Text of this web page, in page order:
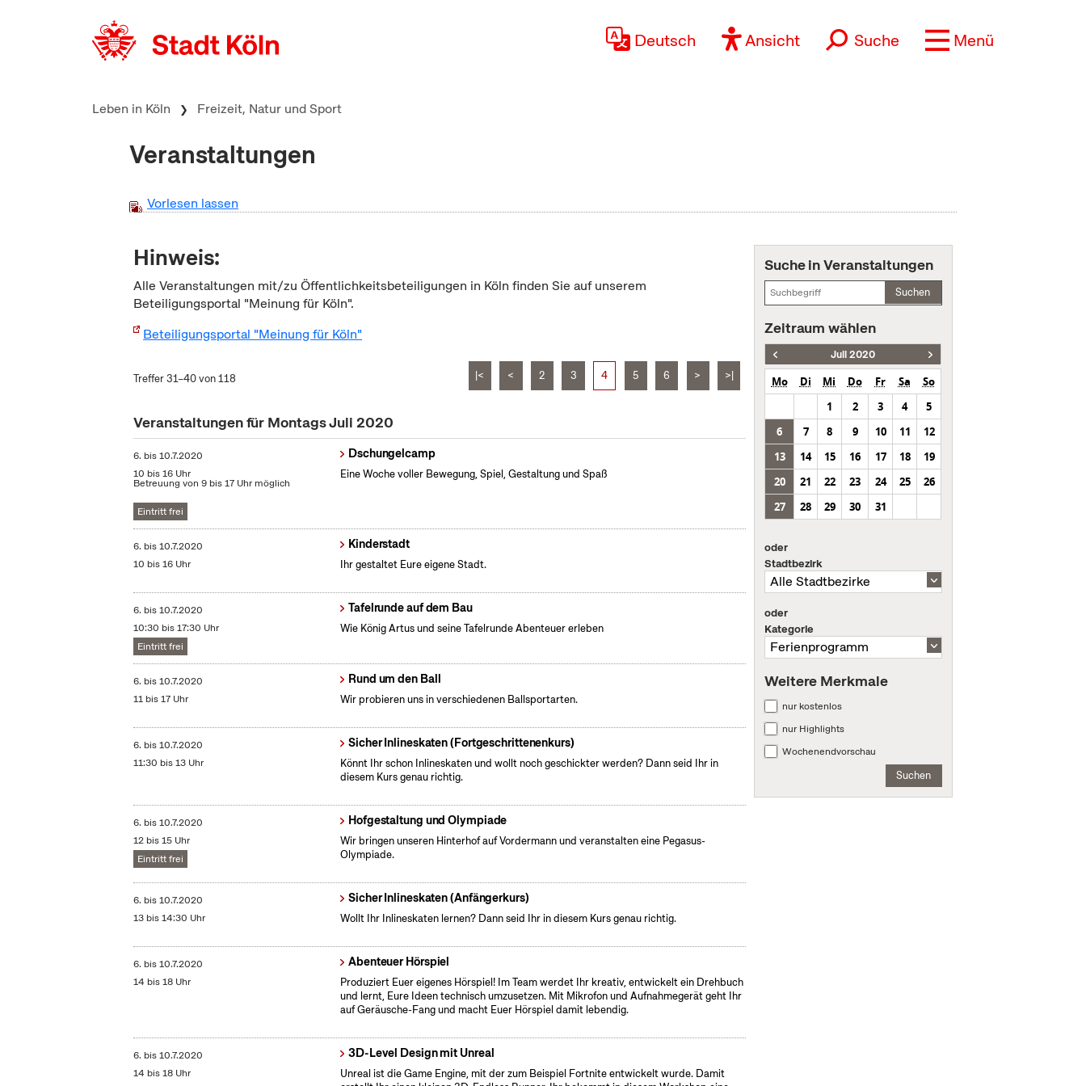
Deutsch Ansicht Suche Menü
Leben in Köln Freizeit, Natur und Sport
Veranstaltungen
Vorlesen lassen
Hinweis:
Alle Veranstaltungen mit/zu Öffentlichkeitsbeteiligungen in Köln finden Sie auf unserem
Beteiligungsportal "Meinung für Köln".
Beteiligungsportal "Meinung für Köln"
Treffer 31–40 von 118 |< < 2 3 4 5 6 > >|
Veranstaltungen für Montags Juli 2020
6. bis10.7.2020
10 bis 16 Uhr
Betreuung von 9 bis 17 Uhr möglich
Eintritt frei
Dschungelcamp
Eine Woche voller Bewegung, Spiel, Gestaltung und Spaß
6. bis10.7.2020
10 bis 16 Uhr
Kinderstadt
Ihr gestaltet Eure eigene Stadt.
6. bis10.7.2020
10:30 bis 17:30 Uhr
Eintritt frei
Tafelrunde auf dem Bau
Wie König Artus und seine Tafelrunde Abenteuer erleben
6. bis10.7.2020
11 bis 17 Uhr
Rund um den Ball
Wir probieren uns in verschiedenen Ballsportarten.
6. bis10.7.2020
11:30 bis 13 Uhr
Sicher Inlineskaten (Fortgeschrittenenkurs)
Könnt Ihr schon Inlineskaten und wollt noch geschickter werden? Dann seid Ihr in
diesem Kurs genau richtig.
6. bis10.7.2020
12 bis 15 Uhr
Eintritt frei
Hofgestaltung und Olympiade
Wir bringen unseren Hinterhof auf Vordermann und veranstalten eine Pegasus-
Olympiade.
6. bis10.7.2020
13 bis 14:30 Uhr
Sicher Inlineskaten (Anfängerkurs)
Wollt Ihr Inlineskaten lernen? Dann seid Ihr in diesem Kurs genau richtig.
6. bis10.7.2020
14 bis 18 Uhr
Abenteuer Hörspiel
Produziert Euer eigenes Hörspiel! Im Team werdet Ihr kreativ, entwickelt ein Drehbuch
und lernt, Eure Ideen technisch umzusetzen. Mit Mikrofon und Aufnahmegerät geht Ihr
auf Geräusche-Fang und macht Euer Hörspiel damit lebendig.
6. bis10.7.2020
14 bis 18 Uhr
3D-Level Design mit Unreal
Unreal ist die Game Engine, mit der zum Beispiel Fortnite entwickelt wurde. Damit
Suche in Veranstaltungen
Suchen
Zeitraum wählen
Juli 2020
Mo Di Mi Do Fr Sa
So
1
2 3 4
5
6
7 8 9 10 11
12
13
14 15 16 17 18
19
20
21 22 23 24 25
26
27
28 29 30 31
oder
Stadtbezirk
oder
Kategorie
Weitere Merkmale
nur kostenlos
nur Highlights
Wochenendvorschau
Suchen